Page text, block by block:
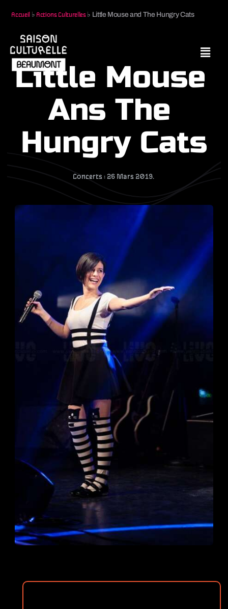
Accueil ♭ Actions Culturelles♭ Little Mouse and The Hungry Cats
Little Mouse
Ans The
Hungry Cats
Concerts : 26 Mars 2019.